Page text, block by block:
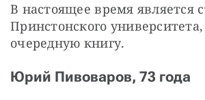
В настоящее время является
Принстонского
очередную книгу.
Юрий Пивоваров, 73 года